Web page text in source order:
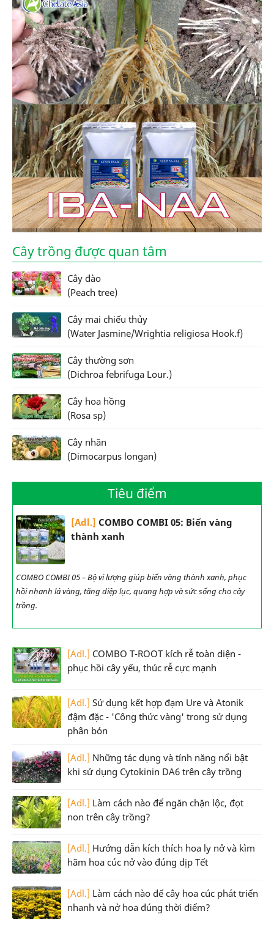
Cây trồng được quan tâm
Cây đào
(Peach tree)
Cây mai chiếu thủy
(Water Jasmine/Wrightia religiosa Hook.f)
Cây thường sơn
(Dichroa febrifuga Lour.)
Cây hoa hồng
(Rosa sp)
Cây nhãn
(Dimocarpus longan)
Tiêu điểm
[Adl.] COMBO COMBI 05: Biến vàng
thành xanh
COMBO COMBI 05 – Bộ vi lượng giúp biến vàng thành xanh, phục
hồi nhanh lá vàng, tăng diệp lục, quang hợp và sức sống cho cây
trồng.
[Adl.] COMBO T-ROOT kích rễ toàn diện -
phục hồi cây yếu, thúc rễ cực mạnh
[Adl.] Sử dụng kết hợp đạm Ure và Atonik
đậm đặc - 'Công thức vàng' trong sử dụng
phân bón
[Adl.] Những tác dụng và tính năng nổi bật
khi sử dụng Cytokinin DA6 trên cây trồng
[Adl.] Làm cách nào để ngăn chặn lộc, đọt
non trên cây trồng?
[Adl.] Hướng dẫn kích thích hoa ly nở và kìm
hãm hoa cúc nở vào đúng dịp Tết
[Adl.] Làm cách nào để cây hoa cúc phát triển
nhanh và nở hoa đúng thời điểm?